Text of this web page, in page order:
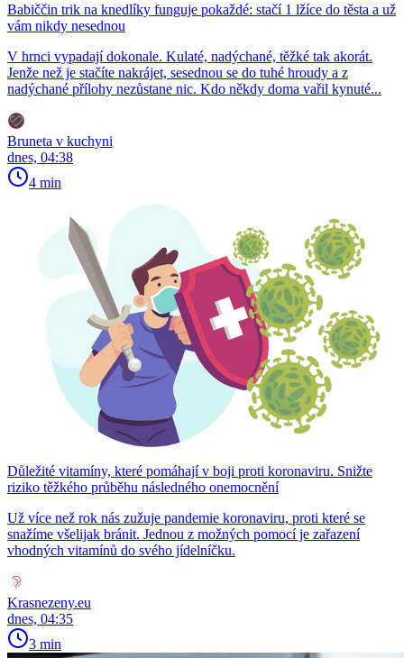
Babiččin trik na knedlíky funguje pokaždé: stačí 1 lžíce do těsta a už
vám nikdy nesednou
V hrnci vypadají dokonale. Kulaté, nadýchané, těžké tak akorát.
Jenže než je stačíte nakrájet, sesednou se do tuhé hroudy a z
nadýchané přílohy nezůstane nic. Kdo někdy doma vařil kynuté...
Bruneta v kuchyni
dnes, 04:38
4 min
Důležité vitamíny, které pomáhají v boji proti koronaviru. Snižte
riziko těžkého průběhu následného onemocnění
Už více než rok nás zužuje pandemie koronaviru, proti které se
snažíme všelijak bránit. Jednou z možných pomocí je zařazení
vhodných vitamínů do svého jídelníčku.
Krasnezeny.eu
dnes, 04:35
3 min